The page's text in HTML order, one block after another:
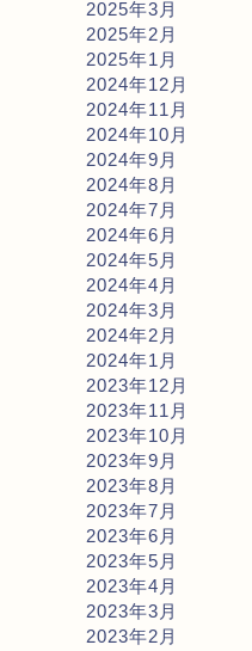
2025年3月
2025年2月
2025年1月
2024年12月
2024年11月
2024年10月
2024年9月
2024年8月
2024年7月
2024年6月
2024年5月
2024年4月
2024年3月
2024年2月
2024年1月
2023年12月
2023年11月
2023年10月
2023年9月
2023年8月
2023年7月
2023年6月
2023年5月
2023年4月
2023年3月
2023年2月